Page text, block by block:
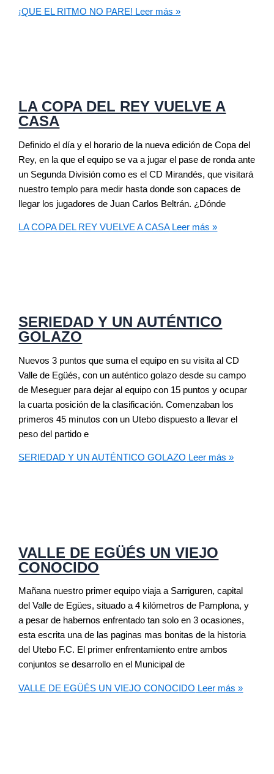
¡QUE EL RITMO NO PARE! Leer más »
LA COPA DEL REY VUELVE A
CASA
Definido el día y el horario de la nueva edición de Copa del
Rey, en la que el equipo se va a jugar el pase de ronda ante
un Segunda División como es el CD Mirandés, que visitará
nuestro templo para medir hasta donde son capaces de
llegar los jugadores de Juan Carlos Beltrán. ¿Dónde
LA COPA DEL REY VUELVE A CASALeer más »
SERIEDAD Y UN AUTÉNTICO
GOLAZO
Nuevos 3 puntos que suma el equipo en su visita al CD
Valle de Egüés, con un auténtico golazo desde su campo
de Meseguer para dejar al equipo con 15 puntos y ocupar
la cuarta posición de la clasificación. Comenzaban los
primeros 45 minutos con un Utebo dispuesto a llevar el
peso del partido e
SERIEDAD Y UN AUTÉNTICO GOLAZO Leer más »
VALLE DE EGÜÉS UN VIEJO
CONOCIDO
Mañana nuestro primer equipo viaja a Sarriguren, capital
del Valle de Egües, situado a 4 kilómetros de Pamplona, y
a pesar de habernos enfrentado tan solo en 3 ocasiones,
esta escrita una de las paginas mas bonitas de la historia
del Utebo F.C. El primer enfrentamiento entre ambos
conjuntos se desarrollo en el Municipal de
VALLE DE EGÜÉS UN VIEJO CONOCIDO Leer más »